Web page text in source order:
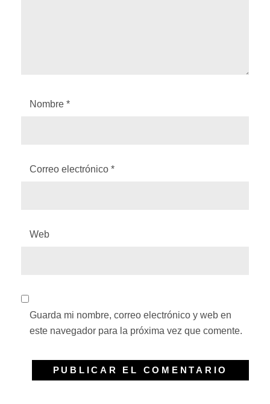
Nombre *
Correo electrónico *
Web
Guarda mi nombre, correo electrónico y web en
este navegador para la próxima vez que comente.